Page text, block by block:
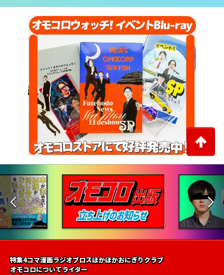
特集4コマ漫画ラジオブロスほかほかおにぎりクラブ
オモコロについてライター